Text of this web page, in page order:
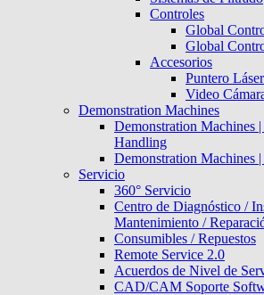
Controles
Global
Global
Accesorios
Puntero Láser
Video
Demonstration Machines
Demonstration Machines
Handling
Demonstration Machines
Servicio
360° Servicio
Centro de Diagnóstico /
Mantenimiento /
Consumibles / Repuestos
Remote Service 2.0
Acuerdos de Nivel de
CAD/CAM Soporte